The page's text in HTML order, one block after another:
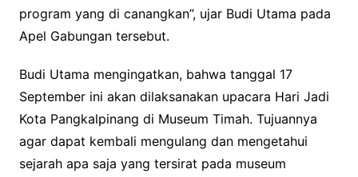
program yang di canangkan”, ujar Budi Utama pada
Apel Gabungan tersebut.
Budi Utama mengingatkan, bahwa tanggal 17
September ini akan dilaksanakan upacara Hari Jadi
Kota Pangkalpinang di Museum Timah. Tujuannya
agar dapat kembali mengulang dan mengetahui
sejarah apa saja yang tersirat pada museum